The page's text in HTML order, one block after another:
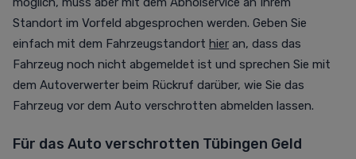
Standort im Vorfeld abgesprochen werden. Geben Sie
einfach mit dem Fahrzeugstandort hier an, dass das
Fahrzeug noch nicht abgemeldet ist und sprechen Sie mit
dem Autoverwerter beim Rückruf darüber, wie Sie das
Fahrzeug vor dem Auto verschrotten abmelden lassen.
Für das Auto verschrotten Tübingen Geld